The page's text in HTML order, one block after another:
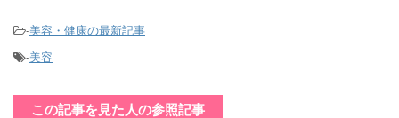
-美容・健康の最新記事
-美容
この記事を見た人の参照記事